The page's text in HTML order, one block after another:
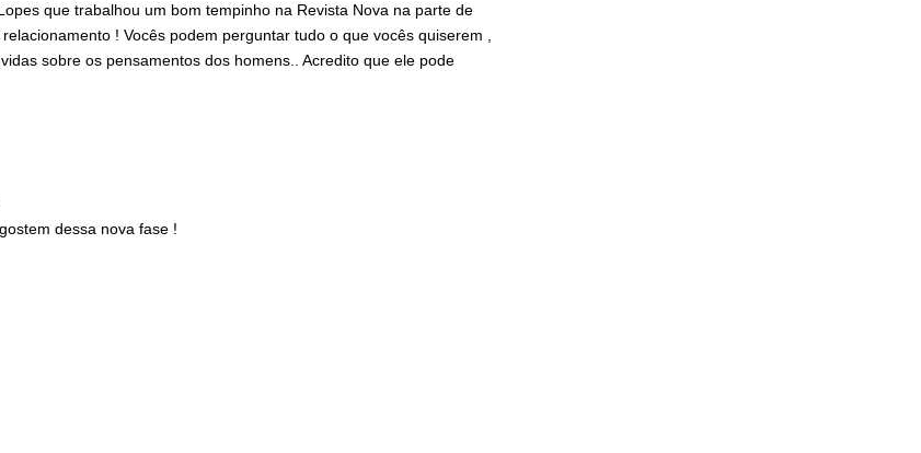
que trabalhou um bom tempinho na Revista Nova na parte de
! Vocês podem perguntar tudo o que vocês quiserem ,
sobre os pensamentos dos homens.. Acredito que ele pode
dessa nova fase !